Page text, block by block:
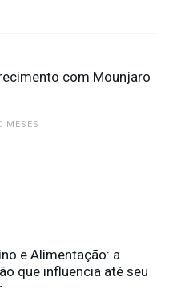
com Mounjaro
MESES
e Alimentação: a
que influencia até seu